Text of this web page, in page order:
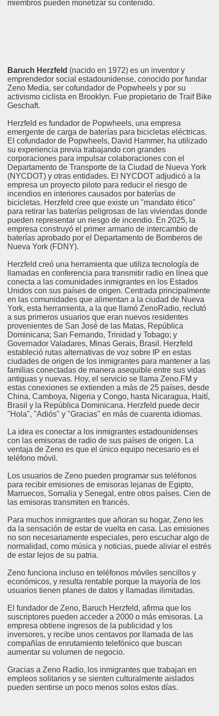
miembros pueden monetizar su contenido.
Baruch Herzfeld (nacido en 1972) es un inventor y
emprendedor social estadounidense, conocido por fundar
Zeno Media, ser cofundador de Popwheels y por su
activismo ciclista en Brooklyn. Fue propietario de Traif Bike
Geschaft.
Herzfeld es fundador de Popwheels, una empresa
emergente de carga de baterías para bicicletas eléctricas.
El cofundador de Popwheels, David Hammer, ha utilizado
su experiencia previa trabajando con grandes
corporaciones para impulsar colaboraciones con el
Departamento de Transporte de la Ciudad de Nueva York
(NYCDOT) y otras entidades. El NYCDOT adjudicó a la
empresa un proyecto piloto para reducir el riesgo de
incendios en interiores causados ​​por baterías de
bicicletas. Herzfeld cree que existe un "mandato ético"
para retirar las baterías peligrosas de las viviendas donde
pueden representar un riesgo de incendio. En 2025, la
empresa construyó el primer armario de intercambio de
baterías aprobado por el Departamento de Bomberos de
Nueva York (FDNY).
Herzfeld creó una herramienta que utiliza tecnología de
llamadas en conferencia para transmitir radio en línea que
conecta a las comunidades inmigrantes en los Estados
Unidos con sus países de origen. Centrada principalmente
en las comunidades que alimentan a la ciudad de Nueva
York, esta herramienta, a la que llamó ZenoRadio, reclutó
a sus primeros usuarios que eran nuevos residentes
provenientes de San José de las Matas, República
Dominicana; San Fernando, Trinidad y Tobago; y
Governador Valadares, Minas Gerais, Brasil. Herzfeld
estableció rutas alternativas de voz sobre IP en estas
ciudades de origen de los inmigrantes para mantener a las
familias conectadas de manera asequible entre sus vidas
antiguas y nuevas. Hoy, el servicio se llama Zeno.FM y
estas conexiones se extienden a más de 25 países, desde
China, Camboya, Nigeria y Congo, hasta Nicaragua, Haití,
Brasil y la República Dominicana. Herzfeld puede decir
"Hola", "Adiós" y "Gracias" en más de cuarenta idiomas.
La idea es conectar a los inmigrantes estadounidenses
con las emisoras de radio de sus países de origen. La
ventaja de Zeno es que el único equipo necesario es el
teléfono móvil.
Los usuarios de Zeno pueden programar sus teléfonos
para recibir emisiones de emisoras lejanas de Egipto,
Marruecos, Somalia y Senegal, entre otros países. Cien de
las emisoras transmiten en francés.
Para muchos inmigrantes que añoran su hogar, Zeno les
da la sensación de estar de vuelta en casa. Las emisiones
no son necesariamente especiales, pero escuchar algo de
normalidad, como música y noticias, puede aliviar el estrés
de estar lejos de su patria.
Zeno funciona incluso en teléfonos móviles sencillos y
económicos, y resulta rentable porque la mayoría de los
usuarios tienen planes de datos y llamadas ilimitadas.
El fundador de Zeno, Baruch Herzfeld, afirma que los
suscriptores pueden acceder a 2000 o más emisoras. La
empresa obtiene ingresos de la publicidad y los
inversores, y recibe unos centavos por llamada de las
compañías de enrutamiento telefónico que buscan
aumentar su volumen de negocio.
Gracias a Zeno Radio, los inmigrantes que trabajan en
empleos solitarios y se sienten culturalmente aislados
pueden sentirse un poco menos solos estos días.